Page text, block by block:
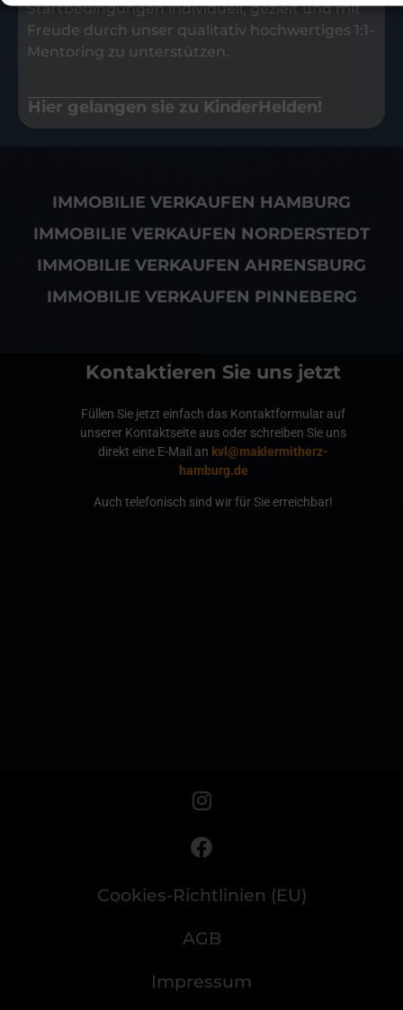
Startbedingungen individuell, gezielt und mit
Freude durch unser qualitativ hochwertiges 1:1-
Mentoring zu unterstützen.
Hier gelangen sie zu KinderHelden!
IMMOBILIE VERKAUFEN HAMBURG
IMMOBILIE VERKAUFEN NORDERSTEDT
IMMOBILIE VERKAUFEN AHRENSBURG
IMMOBILIE VERKAUFEN PINNEBERG
Kontaktieren Sie uns jetzt
Füllen Sie jetzt einfach das Kontaktformular auf
unserer Kontaktseite aus oder schreiben Sie uns
direkt eine E-Mail an kvl@maklermitherz-
hamburg.de
Auch telefonisch sind wir für Sie erreichbar!
Cookies-Richtlinien (EU)
AGB
Impressum